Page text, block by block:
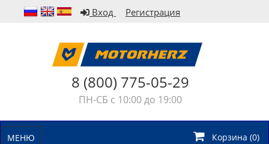
Вход Регистрация
8 (800) 775-05-29
ПН-СБ с 10:00 до 19:00
МЕНЮ Корзина (0)